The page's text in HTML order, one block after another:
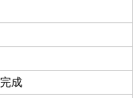
完成